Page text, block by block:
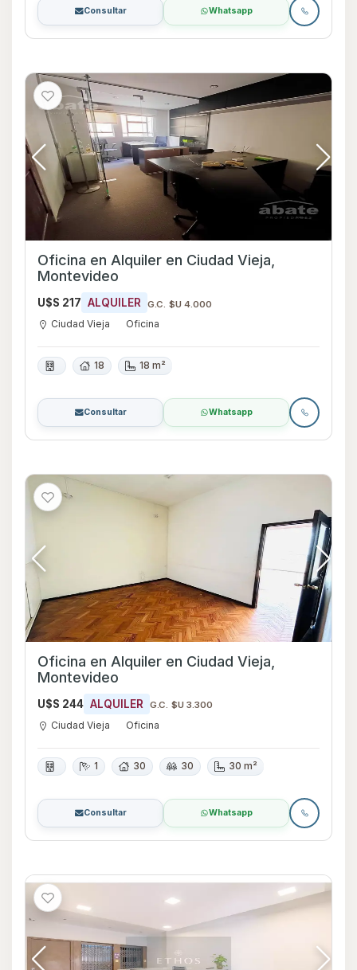
Consultar Whatsapp
Oficina en Alquiler en Ciudad Vieja,
Montevideo
U$S 217 ALQUILER G.C. $U 4.000
Ciudad Vieja Oficina
18 18 m²
Consultar Whatsapp
Oficina en Alquiler en Ciudad Vieja,
Montevideo
U$S 244 ALQUILER G.C. $U 3.300
Ciudad Vieja Oficina
1 30 30 30 m²
Consultar Whatsapp